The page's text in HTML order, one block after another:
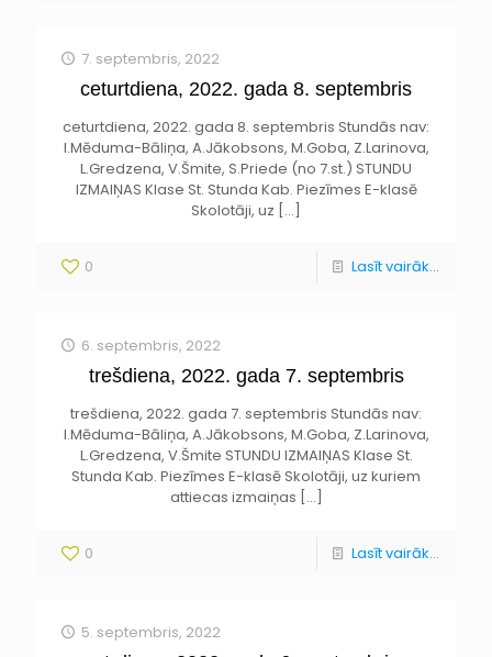
7. septembris, 2022
ceturtdiena, 2022. gada 8. septembris
ceturtdiena, 2022. gada 8. septembris Stundās nav:
I.Mēduma-Bāliņa, A.Jākobsons, M.Goba, Z.Larinova,
L.Gredzena, V.Šmite, S.Priede (no 7.st.) STUNDU
IZMAIŅAS Klase St. Stunda Kab. Piezīmes E-klasē
Skolotāji, uz […]
0 Lasīt vairāk...
6. septembris, 2022
trešdiena, 2022. gada 7. septembris
trešdiena, 2022. gada 7. septembris Stundās nav:
I.Mēduma-Bāliņa, A.Jākobsons, M.Goba, Z.Larinova,
L.Gredzena, V.Šmite STUNDU IZMAIŅAS Klase St.
Stunda Kab. Piezīmes E-klasē Skolotāji, uz kuriem
attiecas izmaiņas […]
0 Lasīt vairāk...
5. septembris, 2022